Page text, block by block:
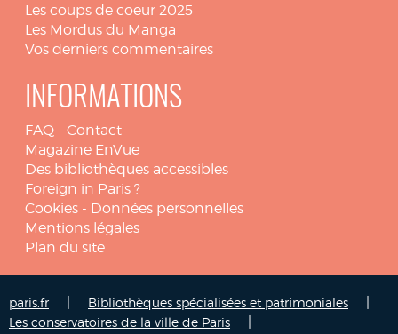
Les coups de coeur 2025
Les Mordus du Manga
Vos derniers commentaires
INFORMATIONS
FAQ - Contact
Magazine EnVue
Des bibliothèques accessibles
Foreign in Paris ?
Cookies - Données personnelles
Mentions légales
Plan du site
paris.fr Bibliothèques spécialisées et patrimoniales
Les conservatoires de la ville de Paris